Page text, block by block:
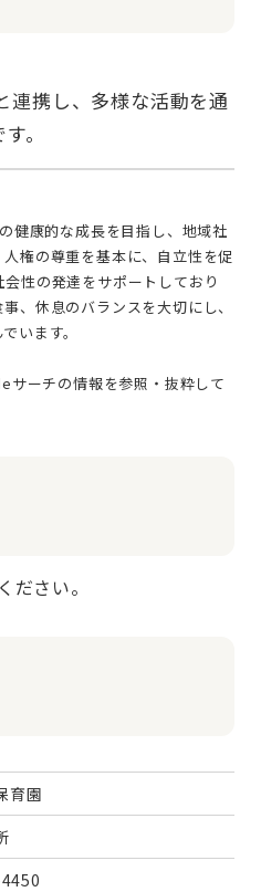
権の尊重を基本に、自立性を促
性の発達をサポートしており
、休息のバランスを大切にし、
います。
ーチの情報を参照・抜粋して
ださい。
育園